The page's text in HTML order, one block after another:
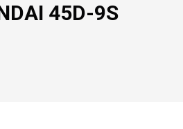
45D-9S